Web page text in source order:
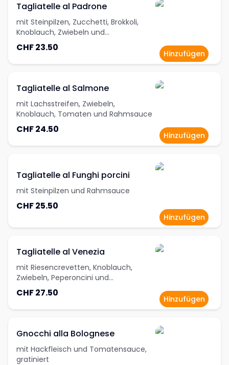
Tagliatelle al Padrone
mit Steinpilzen, Zucchetti, Brokkoli,
Knoblauch, Zwiebeln und
Cherrytomaten
CHF 23.50
Hinzufügen
Tagliatelle al Salmone
mit Lachsstreifen, Zwiebeln,
Knoblauch, Tomaten und Rahmsauce
CHF 24.50
Hinzufügen
Tagliatelle al Funghi porcini
mit Steinpilzen und Rahmsauce
CHF 25.50
Hinzufügen
Tagliatelle al Venezia
mit Riesencrevetten, Knoblauch,
Zwiebeln, Peperoncini und
Kräuterbutter
CHF 27.50
Hinzufügen
Gnocchi alla Bolognese
mit Hackfleisch und Tomatensauce,
gratiniert